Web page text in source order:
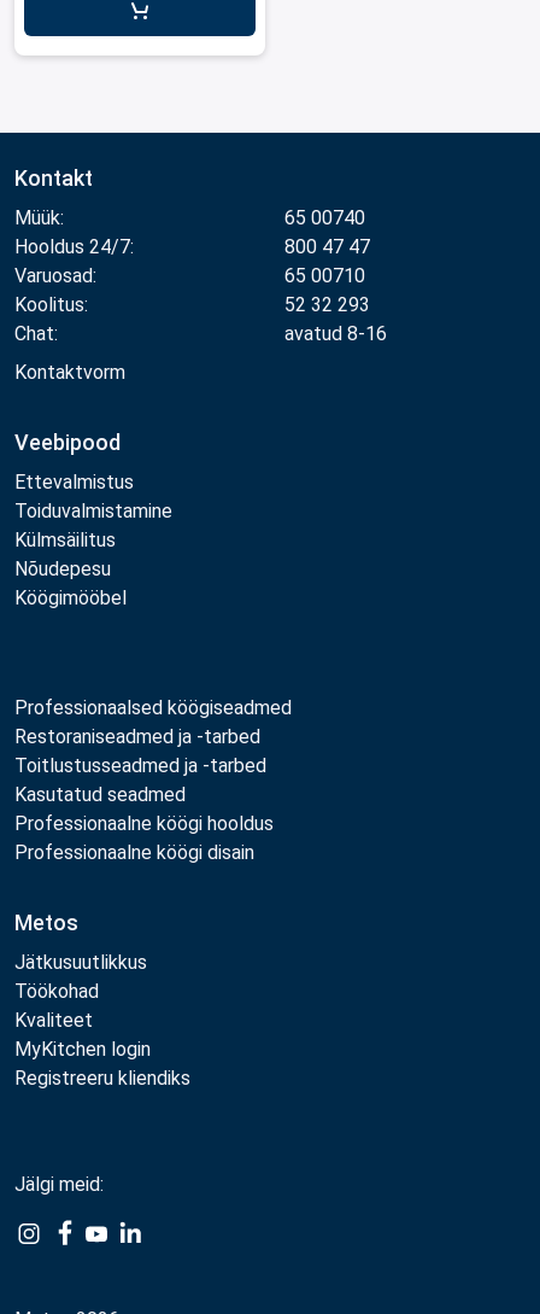
Kontakt
Müük:
65 00740
Hooldus 24/7:
800 47 47
Varuosad:
65 00710
Koolitus:
52 32 293
Chat:
avatud 8-16
Kontaktvorm
Veebipood
Ettevalmistus
Toiduvalmistamine
Külmsäilitus
Nõudepesu
Köögimööbel
Professionaalsed köögiseadmed
Restoraniseadmed ja -tarbed
Toitlustusseadmed ja -tarbed
Kasutatud seadmed
Professionaalne köögi hooldus
Professionaalne köögi disain
Metos
Jätkusuutlikkus
Töökohad
Kvaliteet
MyKitchen login
Registreeru kliendiks
Jälgi meid:
ExampleExample
ExampleExample